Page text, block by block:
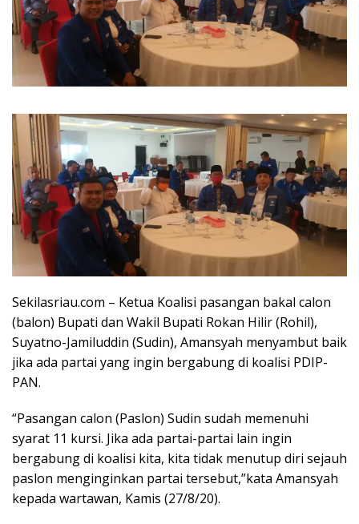
Sekilasriau.com – Ketua Koalisi pasangan bakal calon
(balon) Bupati dan Wakil Bupati Rokan Hilir (Rohil),
Suyatno-Jamiluddin (Sudin), Amansyah menyambut baik
jika ada partai yang ingin bergabung di koalisi PDIP-
PAN.
“Pasangan calon (Paslon) Sudin sudah memenuhi
syarat 11 kursi. Jika ada partai-partai lain ingin
bergabung di koalisi kita, kita tidak menutup diri sejauh
paslon menginginkan partai tersebut,”kata Amansyah
kepada wartawan, Kamis (27/8/20).